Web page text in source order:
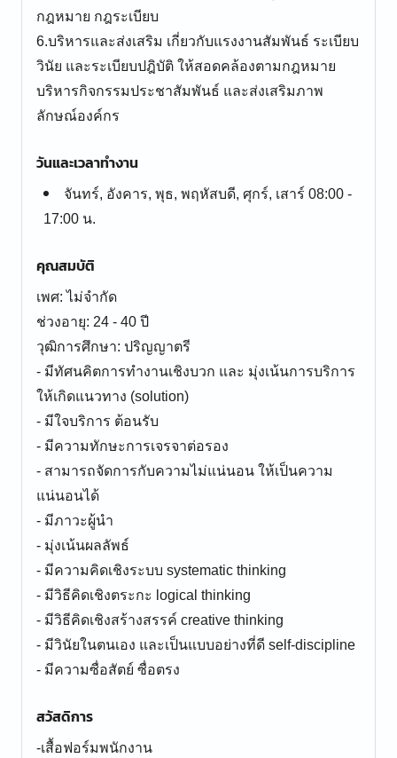
กฎหมาย กฎระเบียบ
6.บริหารและส่งเสริม เกี่ยวกับแรงงานสัมพันธ์ ระเบียบ
วินัย และระเบียบปฎิบัติ ให้สอดคล้องตามกฎหมาย
บริหารกิจกรรมประชาสัมพันธ์ และส่งเสริมภาพ
วันและเวลาทำงาน
จันทร์, อังคาร, พุธ, พฤหัสบดี, ศุกร์, เสาร์ 08:00 -
17:00 น.
คุณสมบัติ
เพศ: ไม่จำกัด
ช่วงอายุ: 24 - 40 ปี
วุฒิการศึกษา: ปริญญาตรี
- มีทัศนคิตการทำงานเชิงบวก และ มุ่งเน้นการบริการ
ให้เกิดแนวทาง (solution)
- มีใจบริการ ต้อนรับ
- มีความทักษะการเจรจาต่อรอง
- สามารถจัดการกับความไม่แน่นอน ให้เป็นความ
แน่นอนได้
- มีภาวะผู้นำ
- มุ่งเน้นผลลัพธ์
- มีความคิดเชิงระบบ systematic thinking
- มีวิธีคิดเชิงตระกะ logical thinking
- มีวิธีคิดเชิงสร้างสรรค์ creative thinking
- มีวินัยในตนเอง และเป็นแบบอย่างที่ดี self-discipline
สวัสดิการ
-เสื้อฟอร์มพนักงาน